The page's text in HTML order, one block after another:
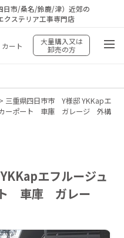
日市/桑名/鈴鹿/津）近郊の
ステリア工事専門店
カート
大量購入又は
卸売の方
三重県四日市市 Y様邸 YKKapエ
ーポート 車庫 ガレージ 外構
エフルージュ
車庫 ガレー